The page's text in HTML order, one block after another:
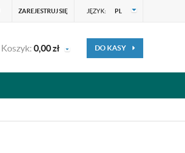
ZAREJESTRUJ SIĘ JĘZYK: PL
Koszyk: 0,00zł DO KASY